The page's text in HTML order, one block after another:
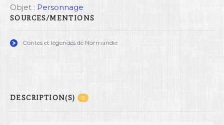
Objet : Personnage
SOURCES/MENTIONS
Contes et légendes de Normandie
DESCRIPTION(S) 0